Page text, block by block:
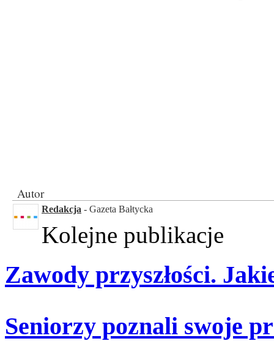
Autor
Redakcja - Gazeta Bałtycka
Kolejne publikacje
Zawody przyszłości.
Seniorzy poznali swoje